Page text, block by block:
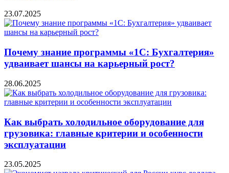
23.07.2025
Почему знание программы «1С: Бухгалтерия»
удваивает шансы на карьерный рост?
28.06.2025
Как выбрать холодильное оборудование для
грузовика: главные критерии и особенности
эксплуатации
23.05.2025